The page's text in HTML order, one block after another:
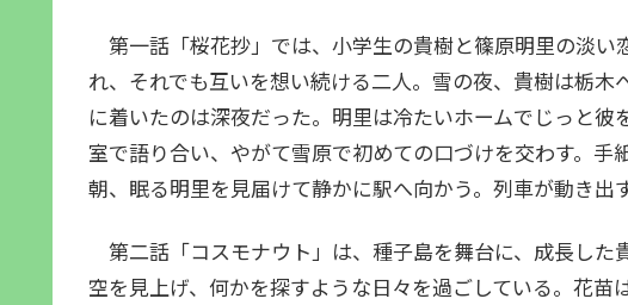
第一話「桜花抄」では、小学生の貴樹と篠原明里の淡い
れ、それでも互いを想い続ける二人。雪の夜、貴樹は栃
に着いたのは深夜だった。明里は冷たいホームでじっと
室で語り合い、やがて雪原で初めての口づけを交わす。手
朝、眠る明里を見届けて静かに駅へ向かう。列車が動き出
第二話「コスモナウト」は、種子島を舞台に、成長し
空を見上げ、何かを探すような日々を過ごしている。花